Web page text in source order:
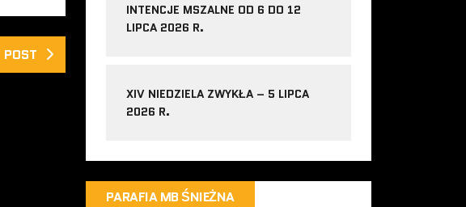
POST
INTENCJE MSZALNE OD 6 DO 12
LIPCA 2026 R.
XIV NIEDZIELA ZWYKŁA – 5 LIPCA
2026 R.
PARAFIA MB ŚNIEŻNA